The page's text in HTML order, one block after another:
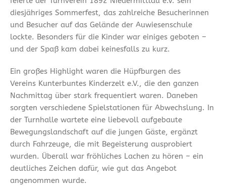
diesjähriges Sommerfest, das zahlreiche Besucherinnen
und Besucher auf das Gelände der Auwiesenschule
lockte. Besonders für die Kinder war einiges geboten –
und der Spaß kam dabei keinesfalls zu kurz.
Ein großes Highlight waren die Hüpfburgen des
Vereins Kunterbuntes Kinderzelt e.V., die den ganzen
Nachmittag über stark frequentiert waren. Daneben
sorgten verschiedene Spielstationen für Abwechslung. In
der Turnhalle wartete eine liebevoll aufgebaute
Bewegungslandschaft auf die jungen Gäste, ergänzt
durch Fahrzeuge, die mit Begeisterung ausprobiert
wurden. Überall war fröhliches Lachen zu hören – ein
deutliches Zeichen dafür, wie gut das Angebot
angenommen wurde.